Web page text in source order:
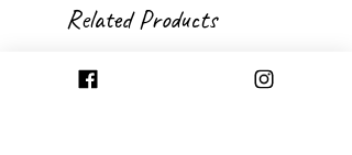
Related Products